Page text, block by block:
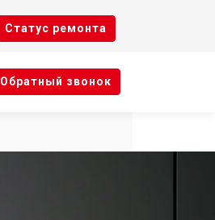
Cтатус ремонта
Oбратный звонок